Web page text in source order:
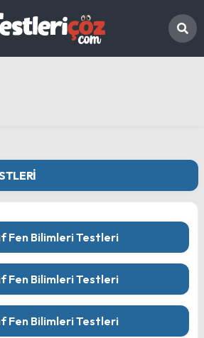
Fen Bilimleri Testleri
Fen Bilimleri Testleri
Fen Bilimleri Testleri